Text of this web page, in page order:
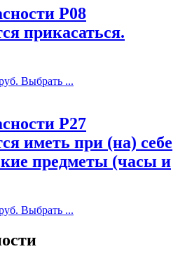
P08
прикасаться.
Выбрать ...
P27
иметь при (на) себе
предметы (часы и
Выбрать ...